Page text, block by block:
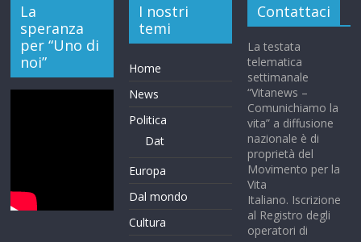
La
speranza
per “Uno di
noi”
I nostri
temi
Home
News
Politica
Dat
Europa
Dal mondo
Cultura
Contattaci
La testata
telematica
settimanale
“Vitanews –
Comunichiamo la
vita” a diffusione
nazionale è di
proprietà del
Movimento per la
Vita
Italiano. Iscrizione
al Registro degli
operatori di